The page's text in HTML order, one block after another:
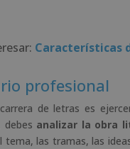
Características
profesional
de letras es
debes analizar la obra
tema, las tramas, las